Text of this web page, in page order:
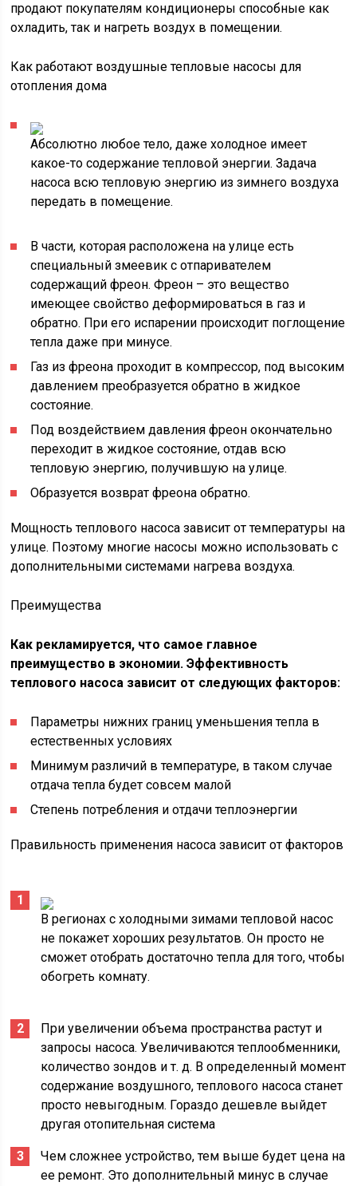
продают покупателям кондиционеры способные как
охладить, так и нагреть воздух в помещении.
Как работают воздушные тепловые насосы для
отопления дома
Абсолютно любое тело, даже холодное имеет
какое-то содержание тепловой энергии. Задача
насоса всю тепловую энергию из зимнего воздуха
передать в помещение.
В части, которая расположена на улице есть
специальный змеевик с отпаривателем
содержащий фреон. Фреон – это вещество
имеющее свойство деформироваться в газ и
обратно. При его испарении происходит поглощение
тепла даже при минусе.
Газ из фреона проходит в компрессор, под высоким
давлением преобразуется обратно в жидкое
состояние.
Под воздействием давления фреон окончательно
переходит в жидкое состояние, отдав всю
тепловую энергию, получившую на улице.
Образуется возврат фреона обратно.
Мощность теплового насоса зависит от температуры на
улице. Поэтому многие насосы можно использовать с
дополнительными системами нагрева воздуха.
Преимущества
Как рекламируется, что самое главное
преимущество в экономии. Эффективность
теплового насоса зависит от следующих факторов:
Параметры нижних границ уменьшения тепла в
естественных условиях
Минимум различий в температуре, в таком случае
отдача тепла будет совсем малой
Степень потребления и отдачи теплоэнергии
Правильность применения насоса зависит от факторов
В регионах с холодными зимами тепловой насос
не покажет хороших результатов. Он просто не
сможет отобрать достаточно тепла для того, чтобы
обогреть комнату.
При увеличении объема пространства растут и
запросы насоса. Увеличиваются теплообменники,
количество зондов и т. д. В определенный момент
содержание воздушного, теплового насоса станет
просто невыгодным. Гораздо дешевле выйдет
другая отопительная система
Чем сложнее устройство, тем выше будет цена на
ее ремонт. Это дополнительный минус в случае